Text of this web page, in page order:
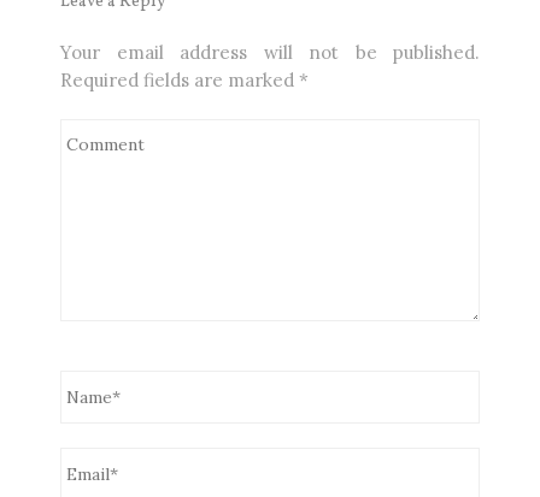
Your email address will not be published.
Required fields are marked *